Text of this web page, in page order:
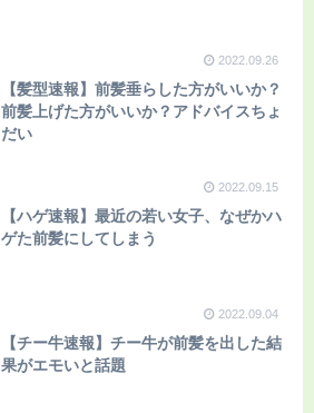
2022.09.26
【髪型速報】前髪垂らした方がいいか？
前髪上げた方がいいか？アドバイスちょ
だい
2022.09.15
【ハゲ速報】最近の若い女子、なぜかハ
ゲた前髪にしてしまう
2022.09.04
【チー牛速報】チー牛が前髪を出した結
果がエモいと話題